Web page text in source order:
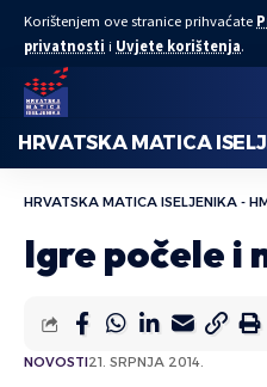
Korištenjem ove stranice prihvaćate
privatnosti i Uvjete korištenja.
HRVATSKA MATICA
HRVATSKA MATICA ISELJENIKA -
Igre počele i
NOVOSTI21. SRPNJA 2014.